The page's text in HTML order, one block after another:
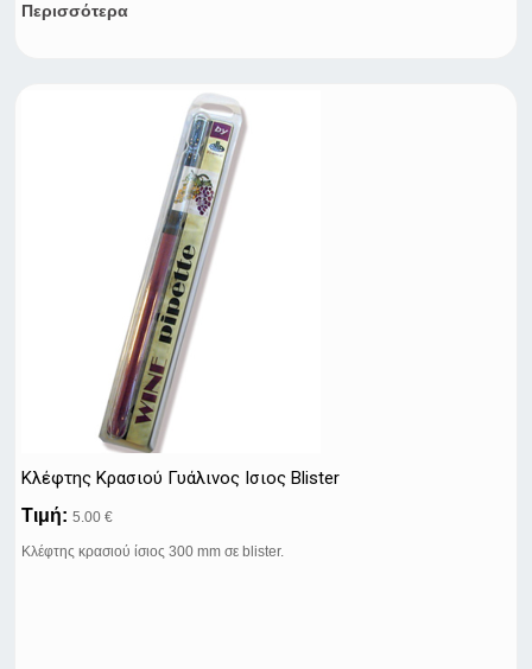
Περισσότερα
Κλέφτης Kρασιού Γυάλινος Ισιος Blister
Τιμή: 5.00 €
Κλέφτης κρασιού ίσιος 300 mm σε blister.